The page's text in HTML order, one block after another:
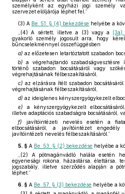
személyként az egyházi jogi személy
szervezet elöljárója léphet fel.”
(3) A Be. 51. § (4) bekezdése helyébe a
„(4) A sértett, illetve a (3) vagy a (3a)
gyakorló személy jogosult arra, hogy
bűncselekménnyel összefüggésben
a) az előzetesen letartóztatott szabadon
b) a végrehajtandó
történő szabadon bocsátásáról vagy
végrehajtásának félbeszakításáról,
c) az elzárásra ítélt szabadon
végrehajtásának félbeszakításáról,
d) az ideiglenes kényszergyógykezelt
e) a kényszergyógykezelt
illetve adaptációs szabadságra bocsátásáról,
f) javítóintézeti nevelés esetén a
elbocsátásáról, a javítóintézet
javítóintézeti nevelés félbeszakításáról.”
5. § A Be. 53. § (2) bekezdése helyébe a
„(2) A pótmagánvádló halála esetén
egyenesági rokona, házastársa, élettársa,
jogszabály, illetve szerződés alapján a
léphet.”
6. § A Be. 57. § (3) bekezdése helyébe a